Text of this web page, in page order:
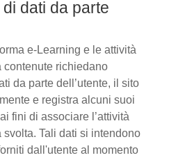
dati da parte
e-Learning e le attività
contenute richiedano
da parte dell’utente, il sito
e registra alcuni suoi
fini di associare l’attività
svolta. Tali dati si intendono
dall'utente al momento